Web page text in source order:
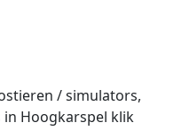
/ simulators,
Hoogkarspel klik